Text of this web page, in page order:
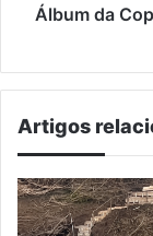
brasileira
Álbum da
Artigos